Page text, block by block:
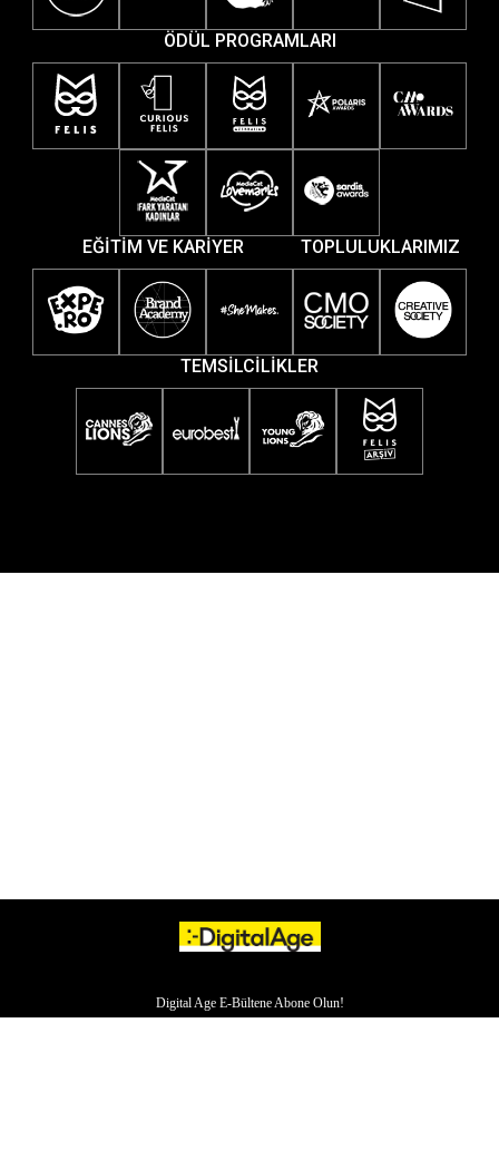
ÖDÜL PROGRAMLARI
EĞİTİM VE KARİYER TOPLULUKLARIMIZ
TEMSİLCİLİKLER
Digital Age E-Bültene Abone Olun!